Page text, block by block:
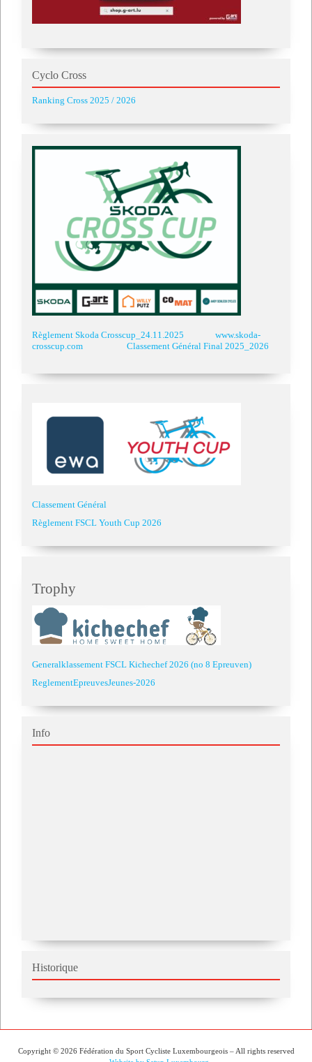
Cyclo Cross
Ranking Cross 2025 / 2026
Règlement Skoda Crosscup_24.11.2025
www.skoda-
crosscup.com
Classement Général Final 2025_2026
Classement Général
Règlement FSCL Youth Cup 2026
Trophy
Generalklassement FSCL Kichechef 2026 (no 8 Epreuven)
ReglementEpreuvesJeunes-2026
Info
Historique
Copyright © 2026 Fédération du Sport Cycliste Luxembourgeois – All rights reserved